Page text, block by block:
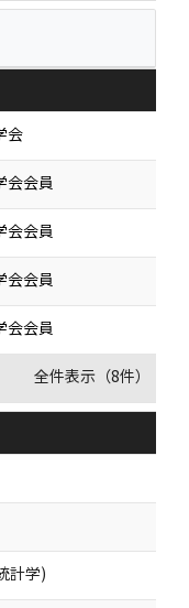
会
会会員
会会員
会会員
会会員
全件表示（8件）
計学)